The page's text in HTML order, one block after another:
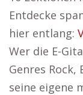
Entdecke
hier entlang:
Wer die E-
Genres Rock,
seine eigene